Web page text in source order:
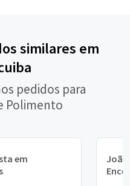
similares em
pedidos para
Polimento
em